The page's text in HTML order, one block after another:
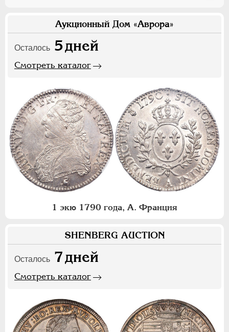
Аукционный Дом «Аврора»
Осталось 5дней
Смотреть каталог
1 экю 1790 года, А. Франция
SHENBERG AUCTION
Осталось 7дней
Смотреть каталог